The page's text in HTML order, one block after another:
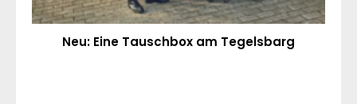
Neu: Eine Tauschbox am Tegelsbarg